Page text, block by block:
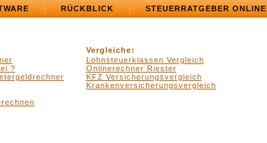
RÜCKBLICK STEUERRATGEBER ONLINE
Vergleiche:
?
Lohnsteuerklassen Vergleich
Onlinerechner Riester
KFZ Versicherungsvergleich
Krankenversicherungsvergleich